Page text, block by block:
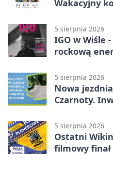
Wakacyjny
5 sierpnia 2026
IGO w Wiśle
rockową
5 sierpnia 2026
Nowa
Czarnoty.
5 sierpnia 2026
Ostatni
filmowy